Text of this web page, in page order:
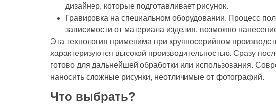
дизайнер, которые подготавливает рисунок.
Гравировка на специальном оборудовании. Процесс
зависимости от материала изделия, возможно
Эта технология применима при крупносерийном
характеризуются высокой производительностью. Сразу
готово для дальнейшей обработки или использования.
наносить сложные рисунки, неотличимые от фотографий.
Что выбрать?